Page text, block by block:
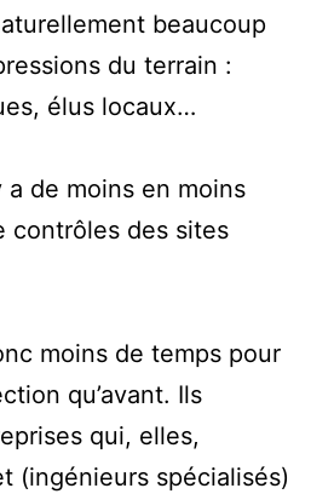
beaucoup
du terrain :
élus locaux…
a de moins en moins
contrôles des sites
moins de temps pour
qu’avant. Ils
qui, elles,
(ingénieurs spécialisés)